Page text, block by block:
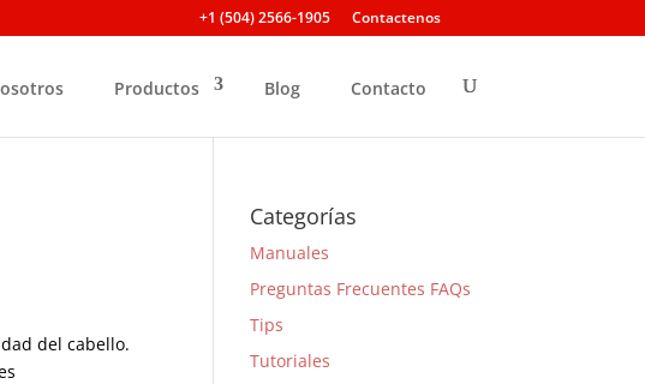
+1 (504) 2566-1905 Contactenos
Productos Blog Contacto
del cabello.
Categorías
Manuales
Preguntas Frecuentes FAQs
Tips
Tutoriales